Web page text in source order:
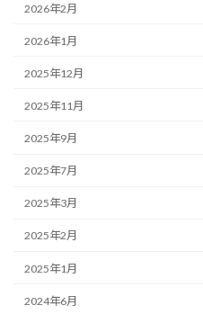
2026年2月
2026年1月
2025年12月
2025年11月
2025年9月
2025年7月
2025年3月
2025年2月
2025年1月
2024年6月